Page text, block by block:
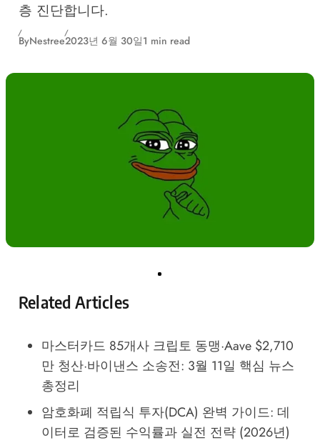
층 진단합니다.
ByNestree2023년 6월 30일1 min read
Related Articles
마스터카드 85개사 크립토 동맹·Aave $2,710
만 청산·바이낸스 소송전: 3월 11일 핵심 뉴스
총정리
암호화폐 적립식 투자(DCA) 완벽 가이드: 데
이터로 검증된 수익률과 실전 전략 (2026년)